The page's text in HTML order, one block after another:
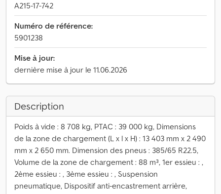
A215-17-742
Numéro de référence:
5901238
Mise à jour:
dernière mise à jour le 11.06.2026
Description
Poids à vide : 8 708 kg, PTAC : 39 000 kg, Dimensions
de la zone de chargement (L x l x H) : 13 403 mm x 2 490
mm x 2 650 mm. Dimension des pneus : 385/65 R22.5,
Volume de la zone de chargement : 88 m³, 1er essieu : ,
2ème essieu : , 3ème essieu : , Suspension
pneumatique, Dispositif anti-encastrement arrière,